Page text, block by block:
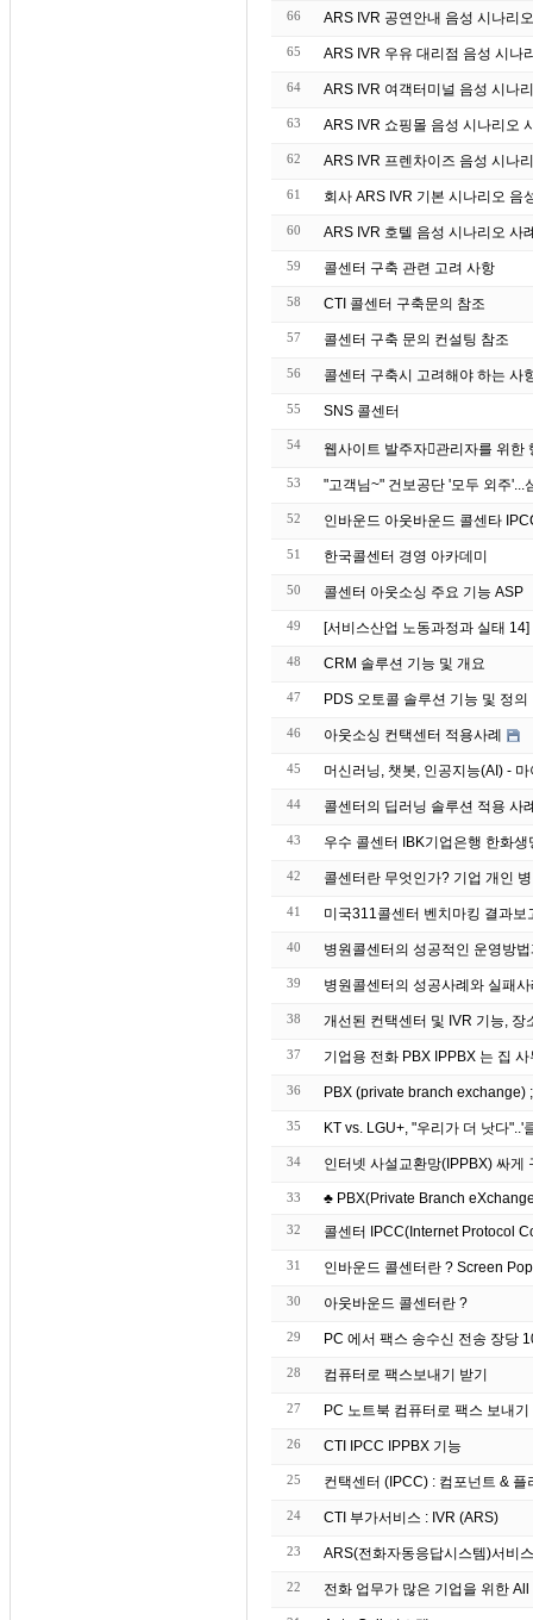
66 ARS IVR 공연안내 음성 시나리
65 ARS IVR 우유 대리점 음성 시나
64 ARS IVR 여객터미널 음성 시나
63 ARS IVR 쇼핑몰 음성 시나리오
62 ARS IVR 프렌차이즈 음성 시나
61 회사 ARS IVR 기본 시나리오 음
60 ARS IVR 호텔 음성 시나리오 사
59 콜센터 구축 관련 고려 사항
58 CTI 콜센터 구축문의 참조
57 콜센터 구축 문의 컨설팅 참조
56 콜센터 구축시 고려해야 하는 사
55 SNS 콜센터
54
53
52 인바운드 아웃바운드 콜센타
51 한국콜센터 경영 아카데미
50 콜센터 아웃소싱 주요 기능 ASP
49 [서비스산업 노동과정과 실태
48 CRM 솔루션 기능 및 개요
47 PDS 오토콜 솔루션 기능 및 정의
46 아웃소싱 컨택센터 적용사례
45 머신러닝, 챗봇, 인공지능(AI) -
44
43 우수 콜센터 IBK기업
42 콜센터란 무엇인가? 기업 개인
41 미국311콜센터 벤치마킹 결과보
40 병원콜센터의 성공적인 운영방
39 병원콜센터의 성공사례와 실패
38 개선된 컨택센터 및 IVR 기능, 장
37 기업용 전화 PBX
36 PBX (private branch exchange)
35 KT vs. LGU+, "우리가 더 낫다"..'
34 인터넷 사설교환망(IPPBX) 싸게
33 ♣ PBX(Private Branch
32 콜센터 IPCC(Internet Protocol
31 인바운드 콜센터
30 아웃바운드 콜센터란 ?
29 PC 에서 팩스 송수신 전송 장당
28 컴퓨터로 팩스보내기 받기
27
26 CTI IPCC IPPBX 기능
25 컨택센터 (IPCC) : 컴포넌트 &
24 CTI 부가서비스 : IVR (ARS)
23 ARS(전화자동응답시스템)서비
22 전화 업무가 많은 기업을 위한